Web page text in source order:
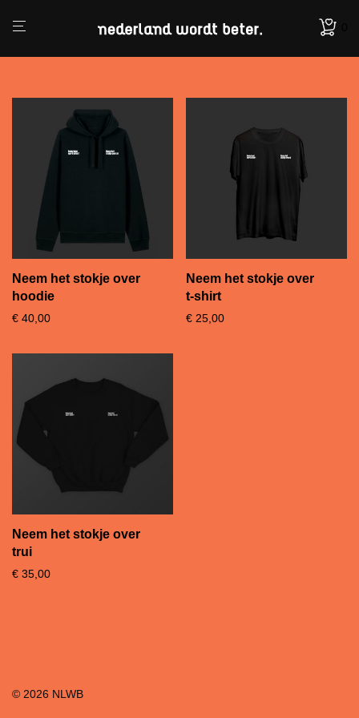
Neem het stokje over
hoodie
€ 40,00
Neem het stokje over
t-shirt
€ 25,00
Neem het stokje over
trui
€ 35,00
© 2026 NLWB